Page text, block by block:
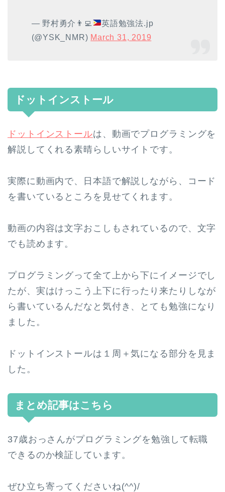
— 野村勇介 👨‍💻
英語勉強法.jp
(@YSK_NMR) March 31, 2019
ドットインストール
ドットインストールは、動画でプログラミングを
解説してくれる素晴らしいサイトです。
実際に動画内で、日本語で解説しながら、コード
を書いているところを見せてくれます。
動画の内容は文字おこしもされているので、文字
でも読めます。
プログラミングって全て上から下にイメージでし
たが、実はけっこう上下に行ったり来たりしなが
ら書いているんだなと気付き、とても勉強になり
ました。
ドットインストールは１周＋気になる部分を見ま
した。
まとめ記事はこちら
37歳おっさんがプログラミングを勉強して転職
できるのか検証しています。
ぜひ立ち寄ってくださいね(^^)/